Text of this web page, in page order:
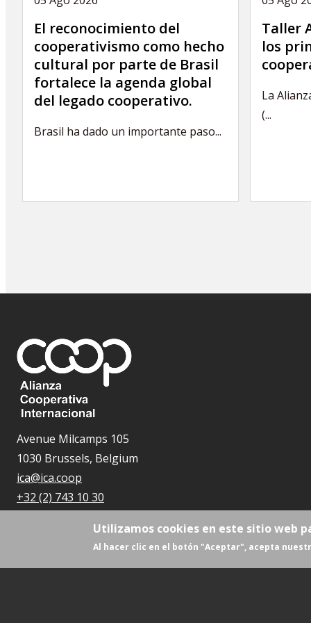
El reconocimiento del
cooperativismo como hecho
cultural por parte de Brasil
fortalece la agenda global
del legado cooperativo.
Brasil ha dado un importante paso...
Taller
los
La
(...
Avenue Milcamps 105
1030 Brussels, Belgium
ica@ica.coop
+32 (2) 743 10 30
Utilizamos cookies en este sitio web
Al hacer clic en el botón "Aceptar", acepta